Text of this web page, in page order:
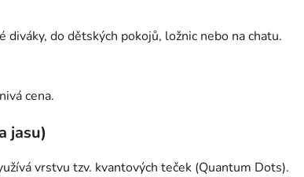
diváky, do dětských pokojů, ložnic nebo na chatu.
cena.
jasu)
vrstvu tzv. kvantových teček (Quantum Dots).